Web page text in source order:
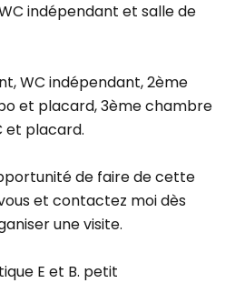
indépendant et salle de
WC indépendant, 2ème
et placard, 3ème chambre
et placard.
de faire de cette
et contactez moi dès
une visite.
E et B. petit